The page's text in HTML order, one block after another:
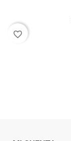
favorite_border